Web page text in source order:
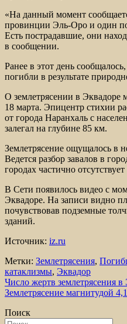
«На данный момент
провинции Эль-Оро и один
Есть пострадавшие, они
в сообщении.
Ранее в этот день
погибли в результате
О землетрясении в Эквадоре
18 марта. Эпицентр стихии
от города Наранхаль с
залегал на глубине 85 км.
Землетрясение ощущалось в
Ведется разбор завалов в
городах частично
В Сети появилось видео с
Эквадоре. На записи видно
почувствовав подземные
зданий.
Источник: iz.ru
Метки: Землетрясения,
катаклизмы, Эквадор
Навигация
по
записям
Число жертв землетрясения
Землетрясение магнитудой
Поиск